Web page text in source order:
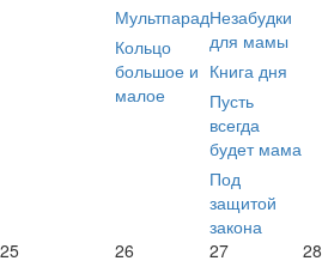
Мультпарад
Кольцо
большое и
малое
Незабудки
для мамы
Книга дня
Пусть
всегда
будет мама
Под
защитой
закона
25
26
27
28